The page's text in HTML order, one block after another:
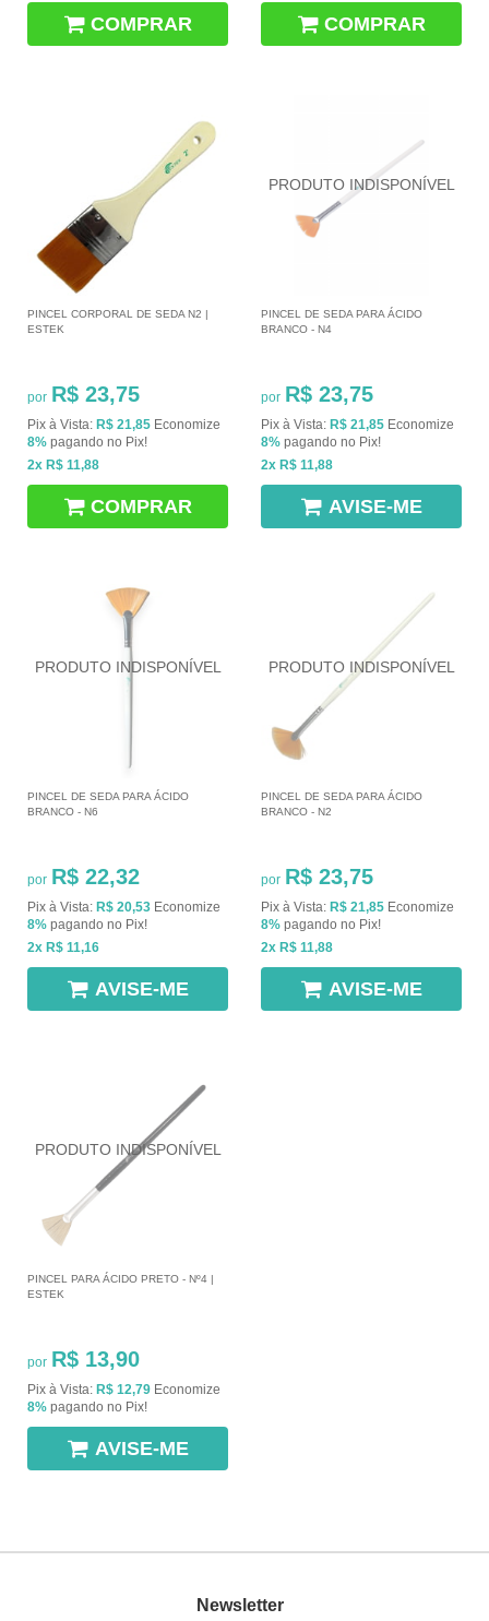
COMPRAR COMPRAR
PINCEL CORPORAL DE SEDA N2 |
ESTEK
por R$ 23,75
Pix à Vista: R$ 21,85 Economize
8% pagando no Pix!
2x R$ 11,88
COMPRAR
PINCEL DE SEDA PARA ÁCIDO
BRANCO - N4
por R$ 23,75
Pix à Vista: R$ 21,85 Economize
8% pagando no Pix!
2x R$ 11,88
AVISE-ME
PINCEL DE SEDA PARA ÁCIDO
BRANCO - N6
por R$ 22,32
Pix à Vista: R$ 20,53 Economize
8% pagando no Pix!
2x R$ 11,16
AVISE-ME
PINCEL DE SEDA PARA ÁCIDO
BRANCO - N2
por R$ 23,75
Pix à Vista: R$ 21,85 Economize
8% pagando no Pix!
2x R$ 11,88
AVISE-ME
PINCEL PARA ÁCIDO PRETO - Nº4 |
ESTEK
por R$ 13,90
Pix à Vista: R$ 12,79 Economize
8% pagando no Pix!
AVISE-ME
Newsletter